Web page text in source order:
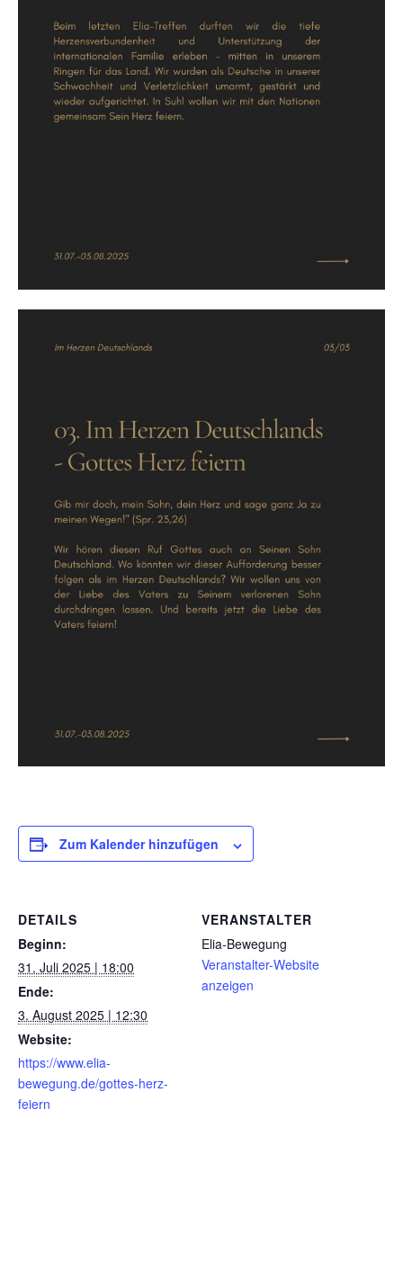
Zum Kalender hinzufügen
DETAILS
Beginn:
31. Juli 2025 | 18:00
Ende:
3. August 2025 | 12:30
Website:
https://www.elia-
bewegung.de/gottes-herz-
feiern
VERANSTALTER
Elia-Bewegung
Veranstalter-Website
anzeigen